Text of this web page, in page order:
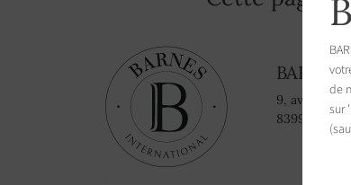
9, avenue du
83990
de
sur